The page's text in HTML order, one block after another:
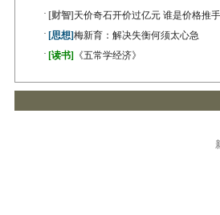
· [财智] 天价奇石开价过亿元 谁是价格推
· [思想]梅新育：解决失衡何须太心急
· [读书] 《五常学经济》